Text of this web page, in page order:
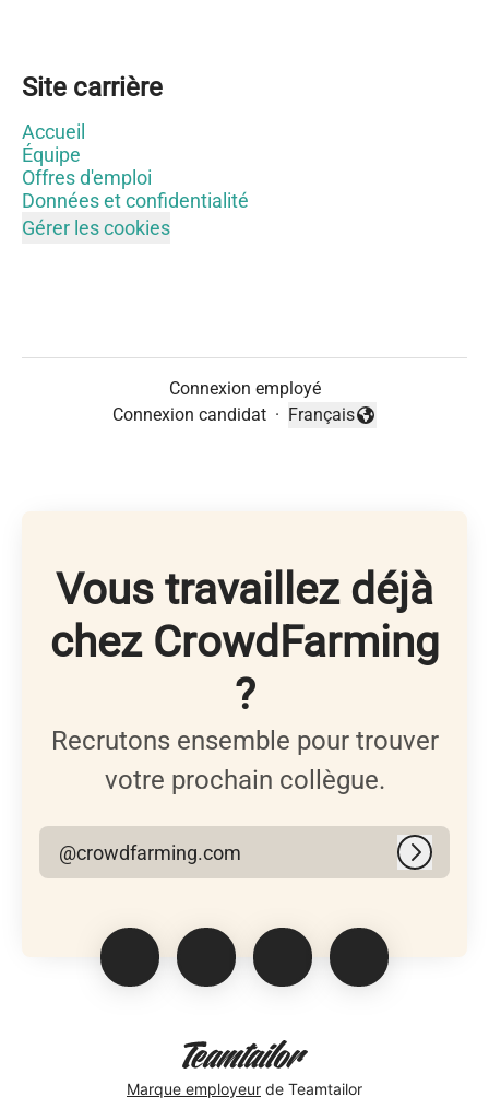
Site carrière
Accueil
Équipe
Offres d'emploi
Données et confidentialité
Gérer les cookies
Connexion employé
Connexion candidat ·
Changer la langue
Français
Vous travaillez déjà
chez CrowdFarming
?
Recrutons ensemble pour trouver
votre prochain collègue.
@crowdfarming.com
Marque employeur de Teamtailor